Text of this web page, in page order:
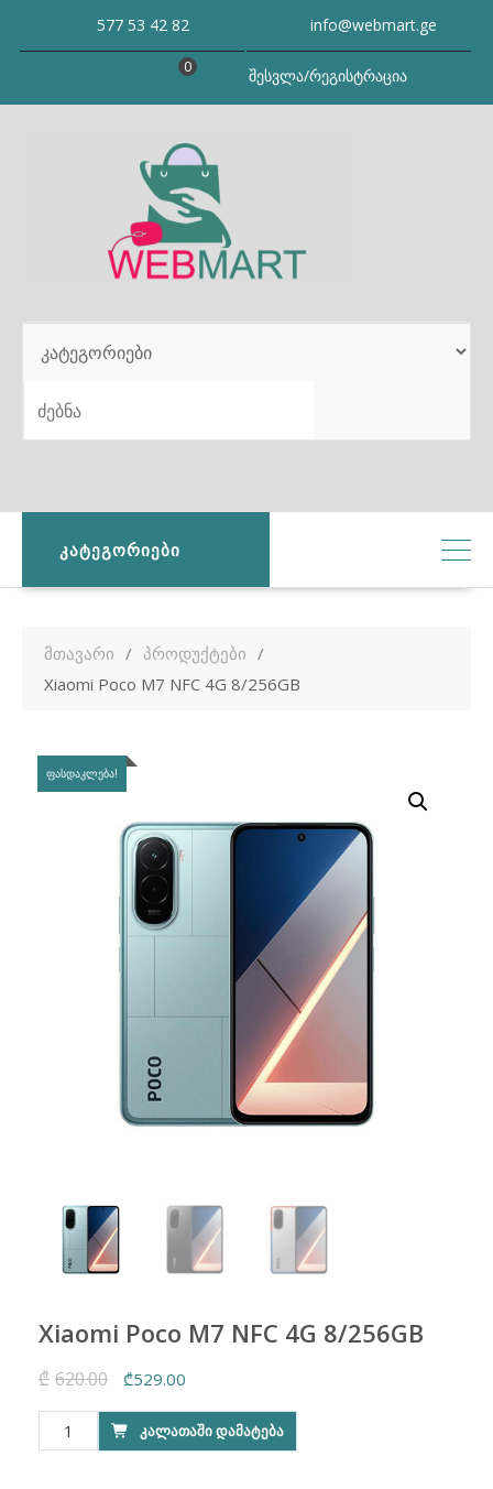
577 53 42 82 info@webmart.ge
შესვლა/რეგისტრაცია
0
SEARCH
ᲙᲐᲢᲔᲒᲝᲠᲘᲔᲑᲘ
მთავარი
პროდუქტები
Xiaomi Poco M7 NFC 4G 8/256GB
ᲤᲐᲡᲓᲐᲙᲚᲔᲑᲐ!
Xiaomi Poco M7 NFC 4G 8/256GB
₾ 620.00
Original
price
was:
₾529.00
price
is:
რაოდენობა:
Xiaomi
ᲙᲐᲚᲐᲗᲐᲨᲘ ᲓᲐᲛᲐᲢᲔᲑᲐ